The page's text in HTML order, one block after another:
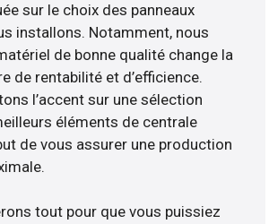
sur le choix des panneaux
installons. Notamment, nous
de bonne qualité change la
de rentabilité et d’efficience.
l’accent sur une sélection
éléments de centrale
de vous assurer une production
tout pour que vous puissiez